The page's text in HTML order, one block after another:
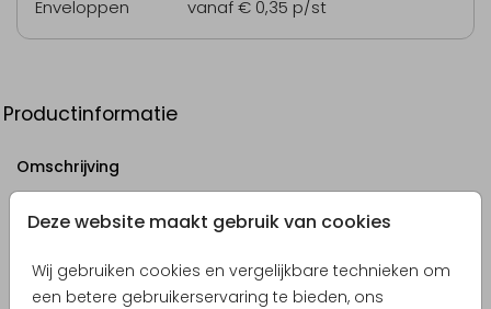
Deze website maakt gebruik van cookies
Wij gebruiken cookies en vergelijkbare technieken om
een betere gebruikerservaring te bieden, ons
Enveloppen
vanaf € 0,35 p/st
Productinformatie
Omschrijving
Poppybird